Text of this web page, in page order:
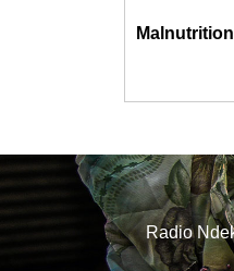
Radio